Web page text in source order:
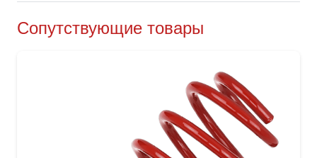
Сопутствующие товары